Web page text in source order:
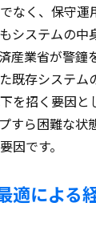
なく、保守運
システムの中
産業省が警鐘
既存システム
を招く要因と
すら困難な状
因です。
適による